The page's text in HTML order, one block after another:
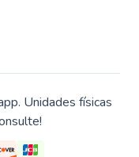
Unidades físicas